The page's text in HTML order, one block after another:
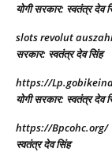
योगी सरकार: स्वतंत्र देव
slots revolut
सरकार: स्वतंत्र देव सिंह
https://
योगी सरकार: स्वतंत्र देव
https://Bpcohc.org/
स्वतंत्र देव सिंह